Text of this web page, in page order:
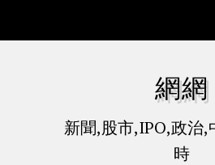
網網
新聞,股市,IPO,政治,
時